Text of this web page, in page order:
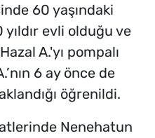
60 yaşındaki
evli olduğu ve
A.'yı pompalı
6 ay önce de
öğrenildi.
Nenehatun